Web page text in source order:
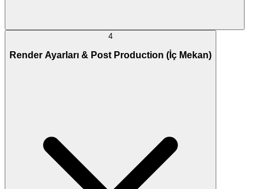
4
Render Ayarları & Post Production (İç Mekan)